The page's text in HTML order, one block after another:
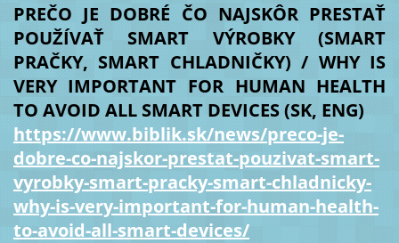
PREČO JE DOBRÉ ČO NAJSKÔR PRESTAŤ
POUŽÍVAŤ SMART VÝROBKY (SMART
PRAČKY, SMART CHLADNIČKY) / WHY IS
VERY IMPORTANT FOR HUMAN HEALTH
TO AVOID ALL SMART DEVICES (SK, ENG)
https://www.biblik.sk/news/preco-je-
dobre-co-najskor-prestat-pouzivat-smart-
vyrobky-smart-pracky-smart-chladnicky-
why-is-very-important-for-human-health-
to-avoid-all-smart-devices/